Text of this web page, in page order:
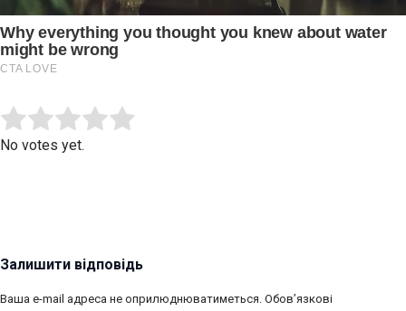
Rate this item:
No votes yet.
Залишити відповідь
Ваша e-mail адреса не оприлюднюватиметься. Обов’язкові